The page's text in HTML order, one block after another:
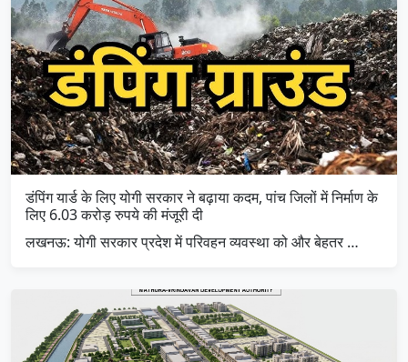
डंपिंग यार्ड के लिए योगी सरकार ने बढ़ाया कदम, पांच जिलों में निर्माण के
लिए 6.03 करोड़ रुपये की मंजूरी दी
लखनऊ: योगी सरकार प्रदेश में परिवहन व्यवस्था को और बेहतर …